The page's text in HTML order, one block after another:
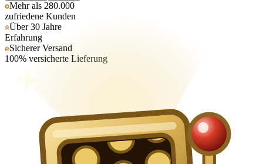
Mehr als 280.000
zufriedene Kunden
Über 30 Jahre
Erfahrung
Sicherer Versand
100% versicherte Lieferung